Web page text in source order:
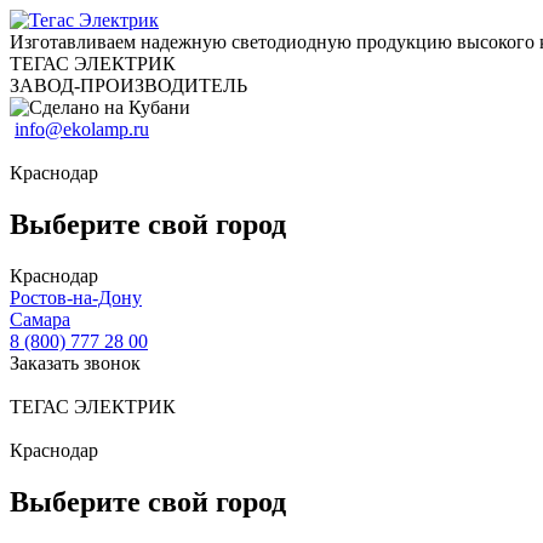
Изготавливаем надежную светодиодную продукцию высокого
ТЕГАС ЭЛЕКТРИК
ЗАВОД-ПРОИЗВОДИТЕЛЬ
info@ekolamp.ru
Краснодар
Выберите свой город
Краснодар
Ростов-на-Дону
Самара
8 (800) 777 28 00
Заказать звонок
ТЕГАС ЭЛЕКТРИК
Краснодар
Выберите свой город